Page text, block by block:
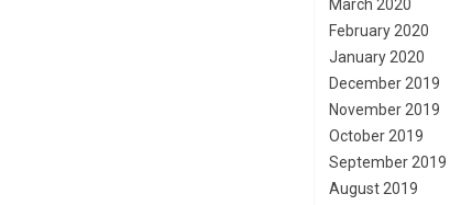
March 2020
February 2020
January 2020
December 2019
November 2019
October 2019
September 2019
August 2019